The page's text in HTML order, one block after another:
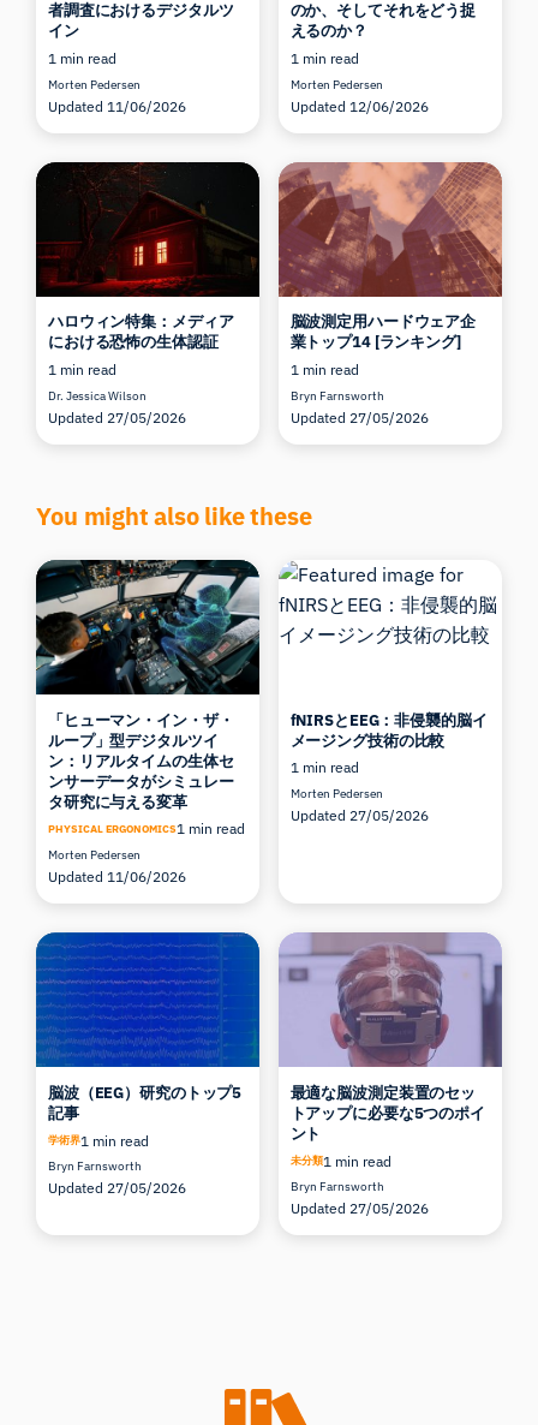
者調査におけるデジタルツ
イン
1 min read
Morten Pedersen
Updated 11/06/2026
のか、そしてそれをどう捉
えるのか？
1 min read
Morten Pedersen
Updated 12/06/2026
ハロウィン特集：メディア
における恐怖の生体認証
1 min read
Dr. Jessica Wilson
Updated 27/05/2026
脳波測定用ハードウェア企
業トップ14 [ランキング]
1 min read
Bryn Farnsworth
Updated 27/05/2026
You might also like these
「ヒューマン・イン・ザ・
ループ」型デジタルツイ
ン：リアルタイムの生体セ
ンサーデータがシミュレー
タ研究に与える変革
PHYSICAL ERGONOMICS1 min read
Morten Pedersen
Updated 11/06/2026
fNIRSとEEG：非侵襲的脳イ
メージング技術の比較
1 min read
Morten Pedersen
Updated 27/05/2026
脳波（EEG）研究のトップ5
記事
学術界1 min read
Bryn Farnsworth
Updated 27/05/2026
最適な脳波測定装置のセッ
トアップに必要な5つのポイ
ント
未分類1 min read
Bryn Farnsworth
Updated 27/05/2026